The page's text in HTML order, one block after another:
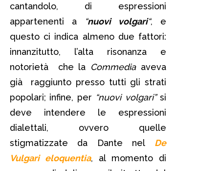
cantandolo, di espressioni
appartenenti a
“nuovi volgari“, e
questo ci indica almeno due fattori:
innanzitutto, l’alta risonanza e
notorietà che la Commediaaveva
già raggiunto presso tutti gli strati
popolari; infine, per “nuovi volgari”si
deve intendere le espressioni
dialettali, ovvero quelle
stigmatizzate da Dante nel De
Vulgari eloquentia, al momento di